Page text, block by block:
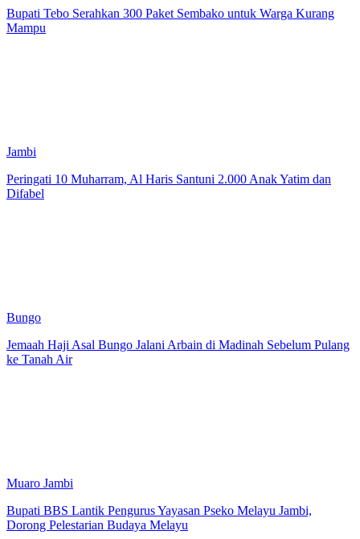
Bupati Tebo Serahkan 300 Paket Sembako untuk Warga Kurang
Mampu
Jambi
Peringati 10 Muharram, Al Haris Santuni 2.000 Anak Yatim dan
Difabel
Bungo
Jemaah Haji Asal Bungo Jalani Arbain di Madinah Sebelum Pulang
ke Tanah Air
Muaro Jambi
Bupati BBS Lantik Pengurus Yayasan Pseko Melayu Jambi,
Dorong Pelestarian Budaya Melayu